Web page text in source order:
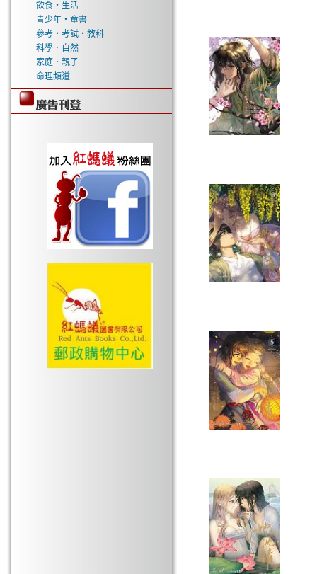
飲食‧生活
青少年‧童書
參考‧考試‧教科
科學．自然
家庭．親子
命理頻道